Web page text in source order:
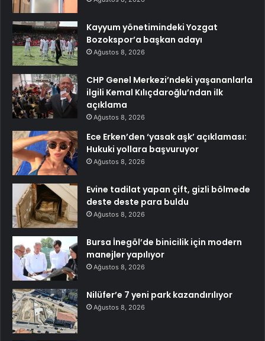
Kayyum yönetimindeki Yozgat
Bozokspor’a başkan adayı
Ağustos 8, 2026
CHP Genel Merkezi’ndeki yaşananlarla
ilgili Kemal Kılıçdaroğlu’ndan ilk
açıklama
Ağustos 8, 2026
Ece Erken’den ‘yasak aşk’ açıklaması:
Hukuki yollara başvuruyor
Ağustos 8, 2026
Evine tadilat yapan çift, gizli bölmede
deste deste para buldu
Ağustos 8, 2026
Bursa İnegöl’de binicilik için modern
manejler yapılıyor
Ağustos 8, 2026
Nilüfer’e 7 yeni park kazandırılıyor
Ağustos 8, 2026